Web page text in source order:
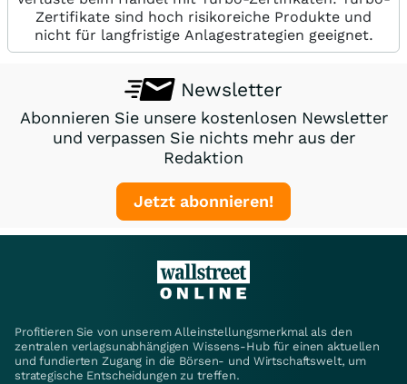
Zertifikate sind hoch risikoreiche Produkte und
nicht für langfristige Anlagestrategien geeignet.
Newsletter
Abonnieren Sie unsere kostenlosen Newsletter
und verpassen Sie nichts mehr aus der
Redaktion
Jetzt abonnieren!
Profitieren Sie von unserem Alleinstellungsmerkmal als den
zentralen verlagsunabhängigen Wissens-Hub für einen aktuellen
und fundierten Zugang in die Börsen- und Wirtschaftswelt, um
strategische Entscheidungen zu treffen.